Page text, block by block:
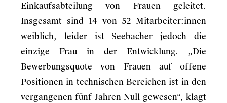
Einkaufsabteilung von Frauen geleitet.
Insgesamt sind 14 von 52 Mitarbeiter:innen
weiblich, leider ist Seebacher jedoch die
einzige Frau in der Entwicklung. „Die
Bewerbungsquote von Frauen auf offene
Positionen in technischen Bereichen ist in den
vergangenen fünf Jahren Null gewesen“, klagt